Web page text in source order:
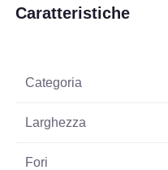
Caratteristiche
Categoria
Larghezza
Fori